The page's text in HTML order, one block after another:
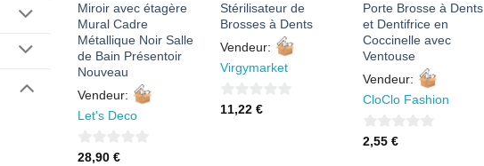
Miroir avec étagère
Mural Cadre
Métallique Noir Salle
de Bain Présentoir
Nouveau
Vendeur:
Let's Deco
0
28,90 €
Stérilisateur de
Brosses à Dents
Vendeur:
Virgymarket
0
11,22 €
Porte Brosse à Dents
et Dentifrice en
Coccinelle avec
Ventouse
Vendeur:
CloClo Fashion
0
2,55 €